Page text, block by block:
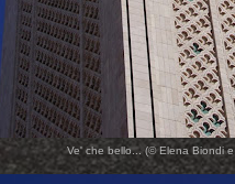
Ve' che bello... (© Elena Biondi e